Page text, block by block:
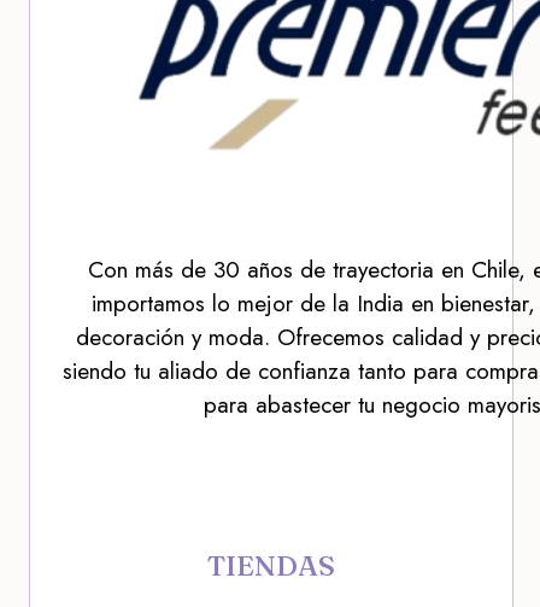
Con más de 30 años de trayectoria en Chile,
importamos lo mejor de la India en
decoración y moda. Ofrecemos calidad y
siendo tu aliado de confianza tanto para
para abastecer tu negocio
TIENDAS